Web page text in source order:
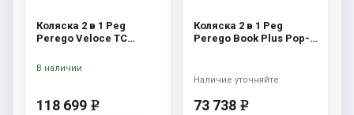
Коляска 2 в 1 Peg
Perego Veloce TC
118 699 e
В наличии
Коляска 2 в 1 Peg
Perego Book Plus Pop-
Pop-Up Completo) Onyx
73 738 e
Наличие уточняйте